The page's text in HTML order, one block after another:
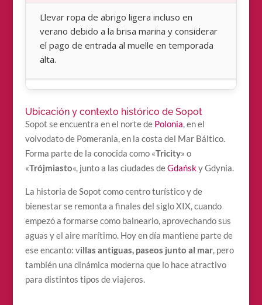
Llevar ropa de abrigo ligera incluso en
verano debido a la brisa marina y considerar
el pago de entrada al muelle en temporada
alta.
Ubicación y contexto histórico de Sopot
Sopot se encuentra en el norte de Polonia , en el
voivodato de Pomerania, en la costa del Mar Báltico.
Forma parte de la conocida como «Tricity» o
«Trójmiasto«, junto a las ciudades deGdańsky Gdynia.
La historia de Sopot como centro turístico y de
bienestar se remonta a finales del siglo XIX, cuando
empezó a formarse como balneario, aprovechando sus
aguas y el aire marítimo. Hoy en día mantiene parte de
ese encanto: villas antiguas, paseos junto al mar, pero
también una dinámica moderna que lo hace atractivo
para distintos tipos de viajeros.